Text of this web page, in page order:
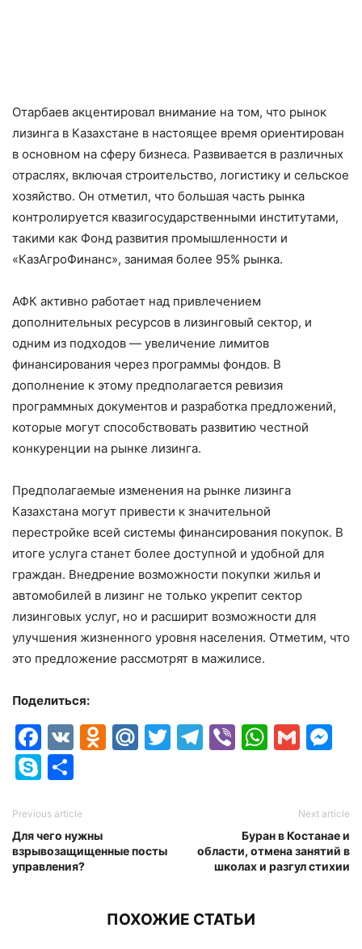
Отарбаев акцентировал внимание на том, что рынок
лизинга в Казахстане в настоящее время ориентирован
в основном на сферу бизнеса. Развивается в различных
отраслях, включая строительство, логистику и сельское
хозяйство. Он отметил, что большая часть рынка
контролируется квазигосударственными институтами,
такими как Фонд развития промышленности и
«КазАгроФинанс», занимая более 95% рынка.
АФК активно работает над привлечением
дополнительных ресурсов в лизинговый сектор, и
одним из подходов — увеличение лимитов
финансирования через программы фондов. В
дополнение к этому предполагается ревизия
программных документов и разработка предложений,
которые могут способствовать развитию честной
конкуренции на рынке лизинга.
Предполагаемые изменения на рынке лизинга
Казахстана могут привести к значительной
перестройке всей системы финансирования покупок. В
итоге услуга станет более доступной и удобной для
граждан. Внедрение возможности покупки жилья и
автомобилей в лизинг не только укрепит сектор
лизинговых услуг, но и расширит возможности для
улучшения жизненного уровня населения. Отметим, что
это предложение рассмотрят в мажилисе.
Поделиться:
Facebook
VK Odnoklassniki
Mail.Ru
Twitter
Telegram
Viber
Skype
Previous article
Для чего нужны
взрывозащищенные посты
управления?
Next article
Буран в Костанае и
области, отмена занятий в
школах и разгул стихии
ПОХОЖИЕ СТАТЬИ